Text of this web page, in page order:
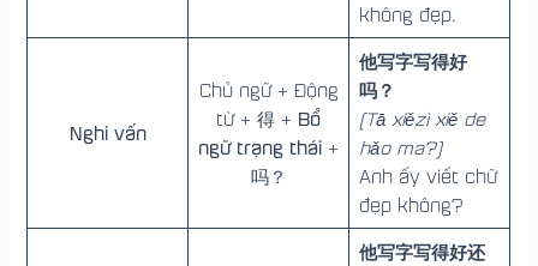
không đẹp.
Nghi vấn
Chủ ngữ + Động
từ + 得 + Bổ
ngữ trạng thái +
吗？
他写字写得好
吗？
(Tā xiězì xiě de
hǎo ma?)
Anh ấy viết chữ
đẹp không?
他写字写得好还